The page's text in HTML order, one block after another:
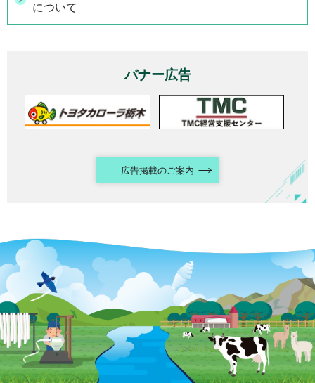
について
バナー広告
広告掲載のご案内